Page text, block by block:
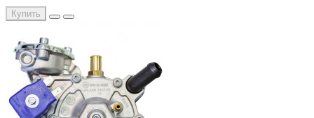
Купить